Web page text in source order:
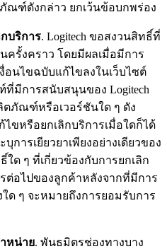
ณฑ์ดังกล่าว ยกเว้นข้อบกพร่อง
บริการ. Logitech ขอสงวนสิทธิ์ที่
ครั้งคราว โดยมีผลเมื่อมีการ
อนไขฉบับแก้ไขลงในเว็บไซต์
มีการสนับสนุนของ Logitech
ภัณฑ์หรือเวอร์ชันใด ๆ ดัง
ขหรือยกเลิกบริการเมื่อใดก็ได้
การเยียวยาเพียงอย่างเดียวของ
ด ๆ ที่เกี่ยวข้องกับการยกเลิก
ต่อไปของลูกค้าหลังจากที่มีการ
ด ๆ จะหมายถึงการยอมรับการ
หน่าย. พันธมิตรช่องทางบาง